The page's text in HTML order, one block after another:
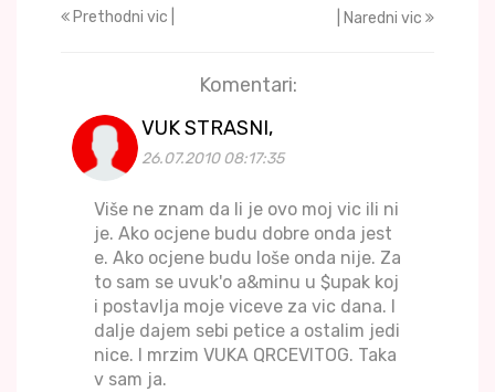
Prethodni vic | | Naredni vic
Komentari:
VUK STRASNI,
26.07.2010 08:17:35
Više ne znam da li je ovo moj vic ili ni
je. Ako ocjene budu dobre onda jest
e. Ako ocjene budu loše onda nije. Za
to sam se uvuk'o a&minu u $upak koj
i postavlja moje viceve za vic dana. I
dalje dajem sebi petice a ostalim jedi
nice. I mrzim VUKA QRCEVITOG. Taka
v sam ja.